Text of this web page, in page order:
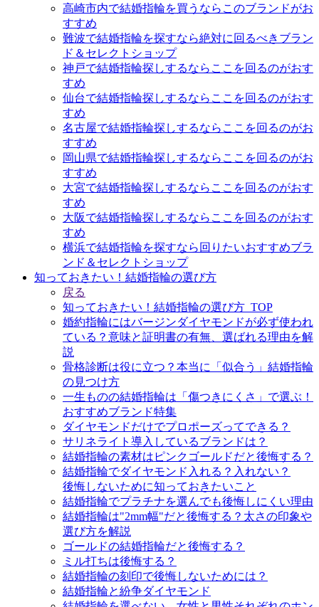
高崎市内で結婚指輪を買うならこのブランドがお
すすめ
難波で結婚指輪を探すなら絶対に回るべきブラン
ド＆セレクトショップ
神戸で結婚指輪探しするならここを回るのがおす
すめ
仙台で結婚指輪探しするならここを回るのがおす
すめ
名古屋で結婚指輪探しするならここを回るのがお
すすめ
岡山県で結婚指輪探しするならここを回るのがお
すすめ
大宮で結婚指輪探しするならここを回るのがおす
すめ
大阪で結婚指輪探しするならここを回るのがおす
すめ
横浜で結婚指輪を探すなら回りたいおすすめブラ
ンド＆セレクトショップ
知っておきたい！結婚指輪の選び方
戻る
知っておきたい！結婚指輪の選び方_TOP
婚約指輪にはバージンダイヤモンドが必ず使われ
ている？意味と証明書の有無、選ばれる理由を解
説
骨格診断は役に立つ？本当に「似合う」結婚指輪
の見つけ方
一生ものの結婚指輪は「傷つきにくさ」で選ぶ！
おすすめブランド特集
ダイヤモンドだけでプロポーズってできる？
サリネライト導入しているブランドは？
結婚指輪の素材はピンクゴールドだと後悔する？
結婚指輪でダイヤモンド入れる？入れない？
後悔しないために知っておきたいこと
結婚指輪でプラチナを選んでも後悔しにくい理由
結婚指輪は"2mm幅"だと後悔する？太さの印象や
選び方を解説
ゴールドの結婚指輪だと後悔する？
ミル打ちは後悔する？
結婚指輪の刻印で後悔しないためには？
結婚指輪と紛争ダイヤモンド